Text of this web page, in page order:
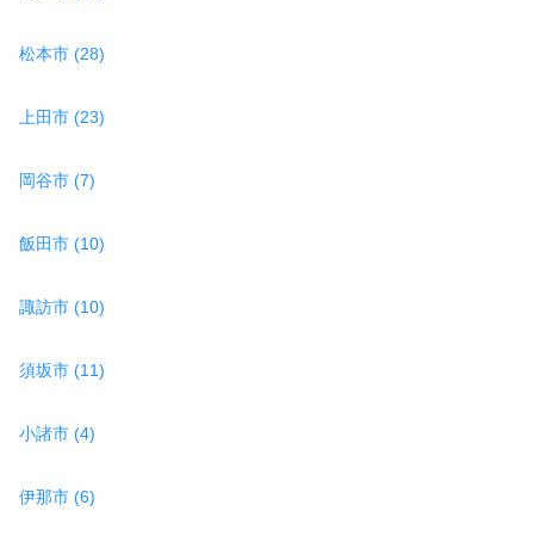
松本市 (28)
上田市 (23)
岡谷市 (7)
飯田市 (10)
諏訪市 (10)
須坂市 (11)
小諸市 (4)
伊那市 (6)